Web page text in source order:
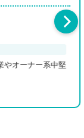
ーナー系中堅